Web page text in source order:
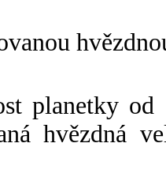
planetky od
hvězdná